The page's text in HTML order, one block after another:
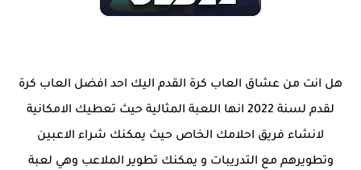
هل انت من عشاق العاب كرة القدم اليك احد افضل العاب كرة
لقدم لسنة 2022 انها اللعبة المثالية حيث تعطيك الامكانية
لانشاء فريق احلامك الخاص حيث يمكنك شراء الاعبين
وتطويرهم مع التدريبات و يمكنك تطوير الملاعب وهي لعبة